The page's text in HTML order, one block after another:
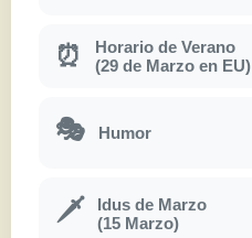
⏰
Horario de Verano
(29 de Marzo en EU)
🎭 Humor
🗡
Idus de Marzo
(15 Marzo)